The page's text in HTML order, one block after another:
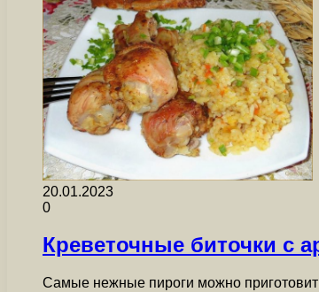
20.01.2023
0
Креветочные биточки с
Самые нежные пироги можно